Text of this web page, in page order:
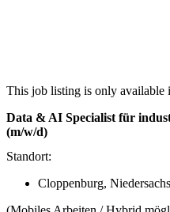
This job listing is only available
Data & AI Specialist für
(m/w/d)
Standort:
Cloppenburg,